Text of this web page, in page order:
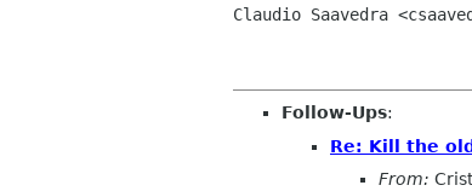
Claudio Saavedra
Follow-Ups:
Re: Kill the
From: